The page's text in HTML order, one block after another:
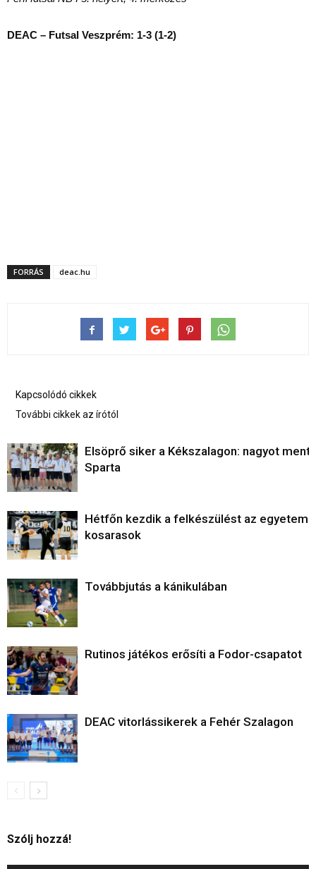
DEAC – Futsal Veszprém: 1-3 (1-2)
FORRÁS deac.hu
Kapcsolódó cikkek
További cikkek az írótól
Elsöprő siker a Kékszalagon: nagyot ment
Sparta
Hétfőn kezdik a felkészülést az egyetemi
kosarasok
Továbbjutás a kánikulában
Rutinos játékos erősíti a Fodor-csapatot
DEAC vitorlássikerek a Fehér Szalagon
Szólj hozzá!